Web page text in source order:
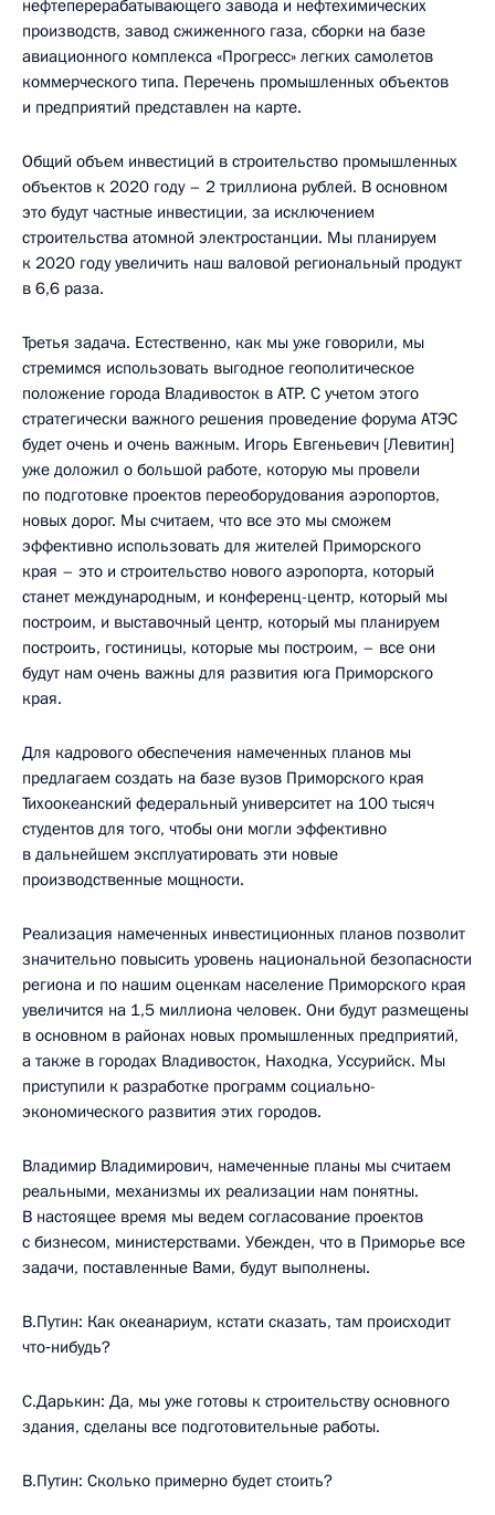
нефтеперерабатывающего завода и нефтехимических
производств, завод сжиженного газа, сборки на базе
авиационного комплекса «Прогресс» легких самолетов
коммерческого типа. Перечень промышленных объектов
и предприятий представлен на карте.
Общий объем инвестиций в строительство промышленных
объектов к 2020 году – 2 триллиона рублей. В основном
это будут частные инвестиции, за исключением
строительства атомной электростанции. Мы планируем
к 2020 году увеличить наш валовой региональный продукт
в 6,6 раза.
Третья задача. Естественно, как мы уже говорили, мы
стремимся использовать выгодное геополитическое
положение города Владивосток в АТР. С учетом этого
стратегически важного решения проведение форума АТЭС
будет очень и очень важным. Игорь Евгеньевич [Левитин]
уже доложил о большой работе, которую мы провели
по подготовке проектов переоборудования аэропортов,
новых дорог. Мы считаем, что все это мы сможем
эффективно использовать для жителей Приморского
края – это и строительство нового аэропорта, который
станет международным, и конференц-центр, который мы
построим, и выставочный центр, который мы планируем
построить, гостиницы, которые мы построим, – все они
будут нам очень важны для развития юга Приморского
края.
Для кадрового обеспечения намеченных планов мы
предлагаем создать на базе вузов Приморского края
Тихоокеанский федеральный университет на 100 тысяч
студентов для того, чтобы они могли эффективно
в дальнейшем эксплуатировать эти новые
производственные мощности.
Реализация намеченных инвестиционных планов позволит
значительно повысить уровень национальной безопасности
региона и по нашим оценкам население Приморского края
увеличится на 1,5 миллиона человек. Они будут размещены
в основном в районах новых промышленных предприятий,
а также в городах Владивосток, Находка, Уссурийск. Мы
приступили к разработке программ социально-
экономического развития этих городов.
Владимир Владимирович, намеченные планы мы считаем
реальными, механизмы их реализации нам понятны.
В настоящее время мы ведем согласование проектов
с бизнесом, министерствами. Убежден, что в Приморье все
задачи, поставленные Вами, будут выполнены.
В.Путин: Как океанариум, кстати сказать, там происходит
что‑нибудь?
С.Дарькин: Да, мы уже готовы к строительству основного
здания, сделаны все подготовительные работы.
В.Путин: Сколько примерно будет стоить?